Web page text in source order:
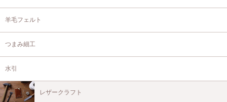
羊毛フェルト
つまみ細工
水引
レザークラフト